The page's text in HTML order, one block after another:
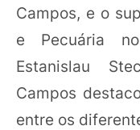
Campos, e o
e Pecuária
Estanislau
Campos
entre os